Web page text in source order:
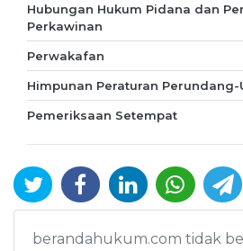
Hubungan Hukum Pidana dan
Perkawinan
Perwakafan
Himpunan Peraturan
Pemeriksaan Setempat
berandahukum.com tidak